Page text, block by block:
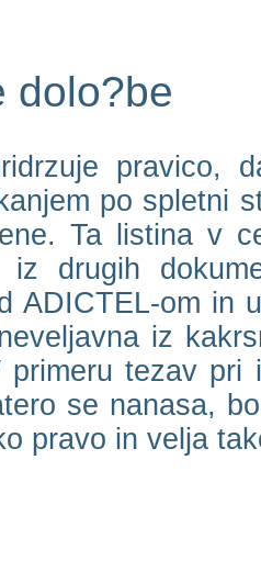
dolo?be
pravico,
po spletni
Ta listina v
iz drugih
ADICTEL-om in
iz
tezav pri
se nanasa,
pravo in velja